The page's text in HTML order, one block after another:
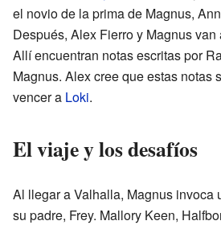
el novio de la prima de Magnus,
Después, Alex Fierro y Magnus
Allí encuentran notas escritas por
Magnus. Alex cree que estas notas
vencer a Loki.
El viaje y los desafíos
Al llegar a Valhalla, Magnus invoca
su padre, Frey. Mallory Keen,